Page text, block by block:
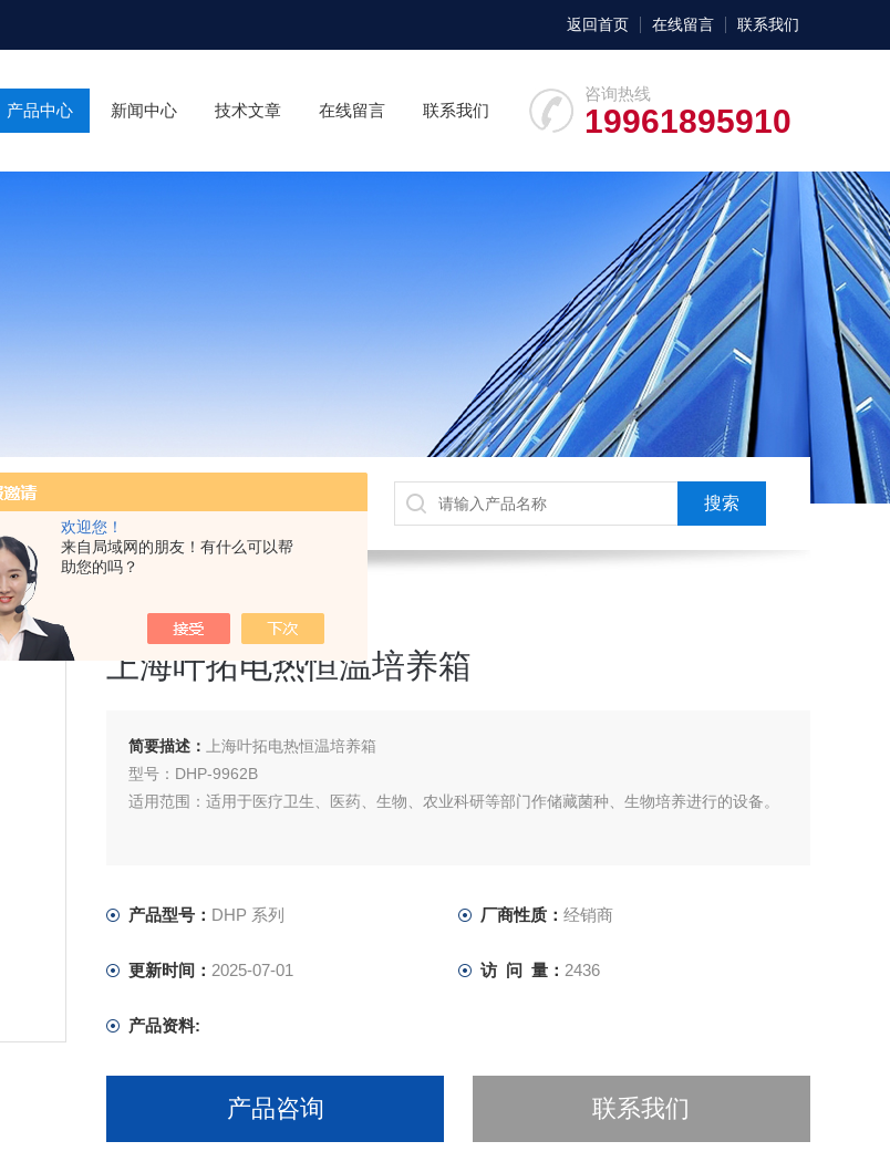
欢迎您！
来自局域网的朋友！有什么可以帮
助您的吗？
返回首页 在线留言 联系我们
咨询热线
19961895910
产品中心 新闻中心 技术文章 在线留言 联系我们
办公设备及用品销售；仪器仪表技术服务、维修。
箱
上海叶拓电热恒温培养箱
简要描述：
上海叶拓电热恒温培养箱
型号：DHP-9962B
适用范围：适用于医疗卫生、医药、生物、农业科研等部门作储藏菌种、生物培养进行的设备。
产品型号： DHP 系列 厂商性质： 经销商
更新时间： 2025-07-01 访 问 量： 2436
产品资料:
产品咨询 联系我们